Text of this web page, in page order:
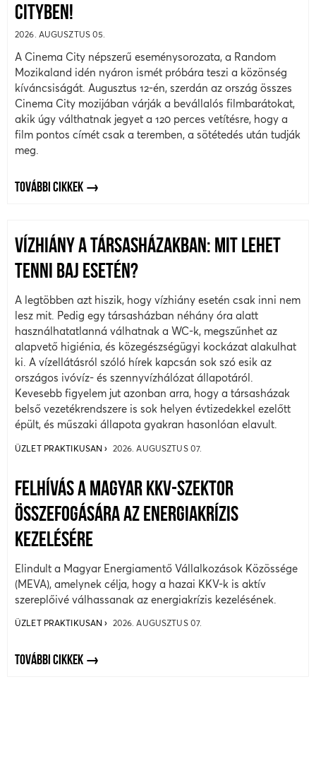
CITYBEN!
2026. AUGUSZTUS 05.
A Cinema City népszerű eseménysorozata, a Random
Mozikaland idén nyáron ismét próbára teszi a közönség
kíváncsiságát. Augusztus 12-én, szerdán az ország összes
Cinema City mozijában várják a bevállalós filmbarátokat,
akik úgy válthatnak jegyet a 120 perces vetítésre, hogy a
film pontos címét csak a teremben, a sötétedés után tudják
meg.
TOVÁBBI CIKKEK
VÍZHIÁNY A TÁRSASHÁZAKBAN: MIT LEHET
TENNI BAJ ESETÉN?
A legtöbben azt hiszik, hogy vízhiány esetén csak inni nem
lesz mit. Pedig egy társasházban néhány óra alatt
használhatatlanná válhatnak a WC-k, megszűnhet az
alapvető higiénia, és közegészségügyi kockázat alakulhat
ki. A vízellátásról szóló hírek kapcsán sok szó esik az
országos ivóvíz- és szennyvízhálózat állapotáról.
Kevesebb figyelem jut azonban arra, hogy a társasházak
belső vezetékrendszere is sok helyen évtizedekkel ezelőtt
épült, és műszaki állapota gyakran hasonlóan elavult.
ÜZLET PRAKTIKUSAN 2026. AUGUSZTUS 07.
FELHÍVÁS A MAGYAR KKV-SZEKTOR
ÖSSZEFOGÁSÁRA AZ ENERGIAKRÍZIS
KEZELÉSÉRE
Elindult a Magyar Energiamentő Vállalkozások Közössége
(MEVA), amelynek célja, hogy a hazai KKV-k is aktív
szereplőivé válhassanak az energiakrízis kezelésének.
ÜZLET PRAKTIKUSAN 2026. AUGUSZTUS 07.
TOVÁBBI CIKKEK